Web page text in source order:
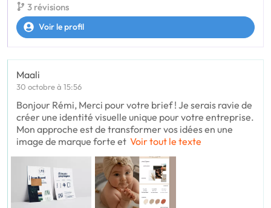
3 révisions
Voir le profil
Maali
30 octobre à 15:56
Bonjour Rémi, Merci pour votre brief ! Je serais ravie de
créer une identité visuelle unique pour votre entreprise.
Mon approche est de transformer vos idées en une
image de marque forte et Voir tout le texte